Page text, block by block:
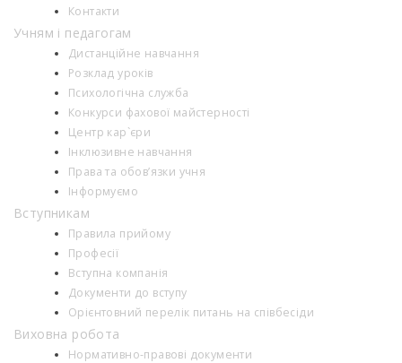
Контакти
Учням і педагогам
Дистанційне навчання
Розклад уроків
Психологiчна служба
Конкурси фахової майстерності
Центр кар`єри
Інклюзивне навчання
Права та обов’язки учня
Інформуємо
Вступникам
Правила прийому
Професії
Вступна компанія
Документи до вступу
Орієнтовний перелік питань на співбесіди
Виховна робота
Нормативно-правові документи